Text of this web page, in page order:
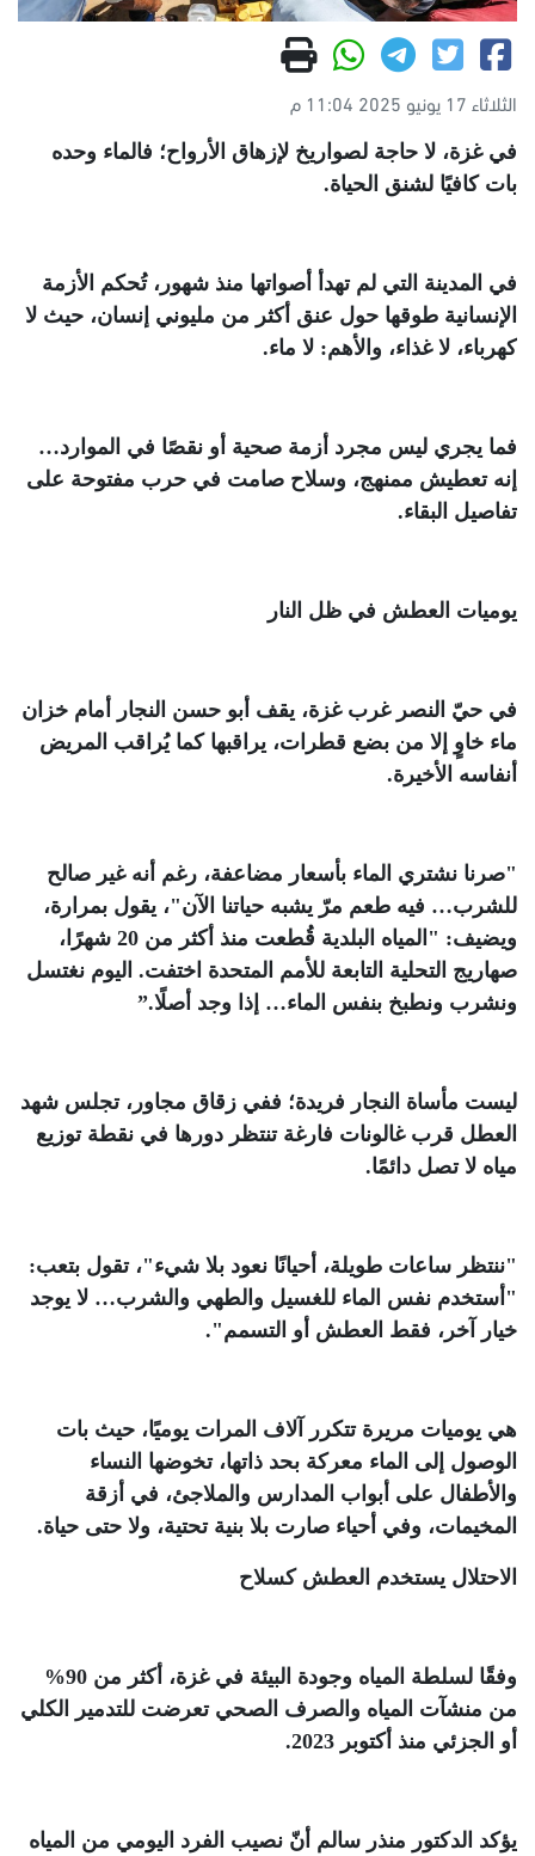
الثلاثاء 17 يونيو 2025 11:04 م
في غزة، لا حاجة لصواريخ لإزهاق الأرواح؛ فالماء وحده
بات كافيًا لشنق الحياة.
في المدينة التي لم تهدأ أصواتها منذ شهور، تُحكم الأزمة
الإنسانية طوقها حول عنق أكثر من مليوني إنسان، حيث لا
كهرباء، لا غذاء، والأهم: لا ماء.
فما يجري ليس مجرد أزمة صحية أو نقصًا في الموارد…
إنه تعطيش ممنهج، وسلاح صامت في حرب مفتوحة على
تفاصيل البقاء.
يوميات العطش في ظل النار
في حيّ النصر غرب غزة، يقف أبو حسن النجار أمام خزان
ماء خاوٍ إلا من بضع قطرات، يراقبها كما يُراقب المريض
أنفاسه الأخيرة.
"صرنا نشتري الماء بأسعار مضاعفة، رغم أنه غير صالح
للشرب… فيه طعم مرّ يشبه حياتنا الآن"، يقول بمرارة،
ويضيف: "المياه البلدية قُطعت منذ أكثر من 20 شهرًا،
صهاريج التحلية التابعة للأمم المتحدة اختفت. اليوم نغتسل
ونشرب ونطبخ بنفس الماء… إذا وجد أصلًا”.
ليست مأساة النجار فريدة؛ ففي زقاق مجاور، تجلس شهد
العطل قرب غالونات فارغة تنتظر دورها في نقطة توزيع
مياه لا تصل دائمًا.
"ننتظر ساعات طويلة، أحيانًا نعود بلا شيء"، تقول بتعب:
"أستخدم نفس الماء للغسيل والطهي والشرب… لا يوجد
خيار آخر، فقط العطش أو التسمم".
هي يوميات مريرة تتكرر آلاف المرات يوميًا، حيث بات
الوصول إلى الماء معركة بحد ذاتها، تخوضها النساء
والأطفال على أبواب المدارس والملاجئ، في أزقة
المخيمات، وفي أحياء صارت بلا بنية تحتية، ولا حتى حياة.
الاحتلال يستخدم العطش كسلاح
وفقًا لسلطة المياه وجودة البيئة في غزة، أكثر من 90%
من منشآت المياه والصرف الصحي تعرضت للتدمير الكلي
أو الجزئي منذ أكتوبر 2023
.
يؤكد الدكتور منذر سالم أنّ نصيب الفرد اليومي من المياه